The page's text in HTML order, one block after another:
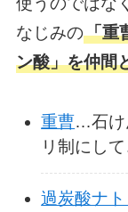
なじみの「重
ン酸」を仲間
重曹…石け
リ制にし
過炭酸ナ